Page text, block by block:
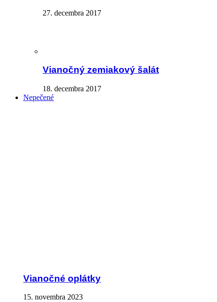
27. decembra 2017
Vianočný zemiakový šalát
18. decembra 2017
Nepečené
Vianočné oplátky
15. novembra 2023